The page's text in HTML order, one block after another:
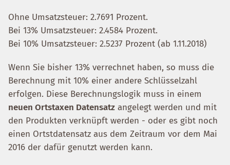
Ohne Umsatzsteuer: 2.7691 Prozent.
Bei 13% Umsatzsteuer: 2.4584 Prozent.
Bei 10% Umsatzsteuer: 2.5237 Prozent (ab 1.11.2018)
Wenn Sie bisher 13% verrechnet haben, so muss die
Berechnung mit 10% einer andere Schlüsselzahl
erfolgen. Diese Berechnungslogik muss in einem
neuen Ortstaxen Datensatz angelegt werden und mit
den Produkten verknüpft werden - oder es gibt noch
einen Ortstdatensatz aus dem Zeitraum vor dem Mai
2016 der dafür genutzt werden kann.